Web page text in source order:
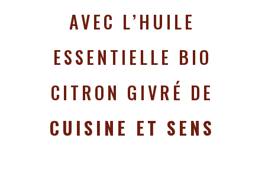
AVEC L’HUILE
ESSENTIELLE BIO
CITRON GIVRÉ DE
CUISINE ET SENS